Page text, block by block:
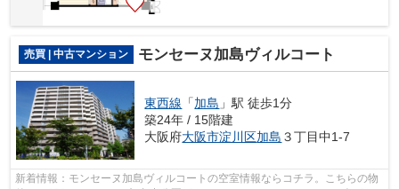
売買 | 中古マンション モンセーヌ加島ヴィルコート
東西線 「加島 」駅 徒歩1分
築24年 / 15階建
大阪府大阪市淀川区加島 ３丁目中1-7
新着情報：モンセーヌ加島ヴィルコートの空室情報ならコチラ。こちらの物